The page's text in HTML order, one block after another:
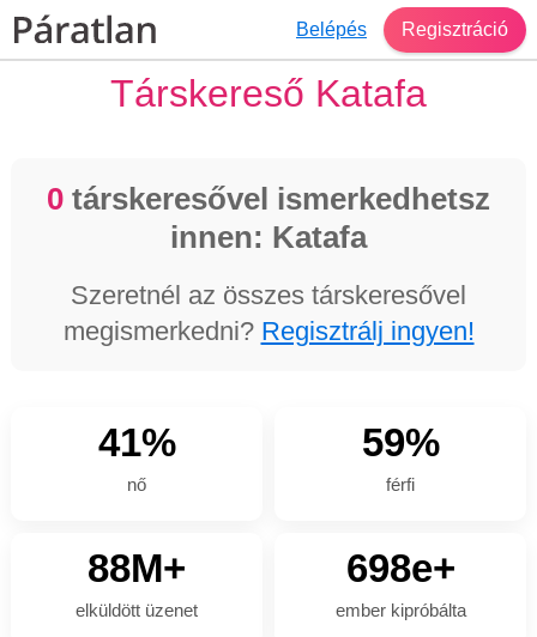
Belépés Regisztráció
Társkereső Katafa
0 társkeresővel ismerkedhetsz
innen: Katafa
Szeretnél az összes társkeresővel
megismerkedni? Regisztrálj ingyen!
41%
nő
59%
férfi
88M+
elküldött üzenet
698e+
ember kipróbálta